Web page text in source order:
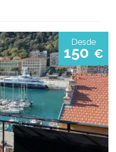
Desde
150 €